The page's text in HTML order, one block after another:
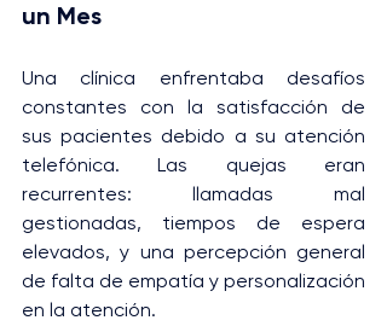
un Mes
Una clínica enfrentaba desafíos
constantes con la satisfacción de
sus pacientes debido a su atención
telefónica. Las quejas eran
recurrentes: llamadas mal
gestionadas, tiempos de espera
elevados, y una percepción general
de falta de empatía y personalización
en la atención.